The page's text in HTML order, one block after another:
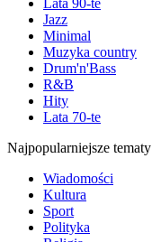
Lata 90-te
Jazz
Minimal
Muzyka country
Drum'n'Bass
R&B
Hity
Lata 70-te
Najpopularniejsze tematy
Wiadomości
Kultura
Sport
Polityka